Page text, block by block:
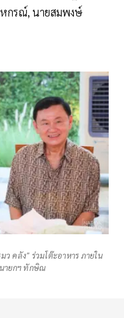
หกรณ์, นายสมพงษ์
ว คลัง" ร่วมโต๊ะอาหาร ภายใน
ายกฯ ทักษิณ